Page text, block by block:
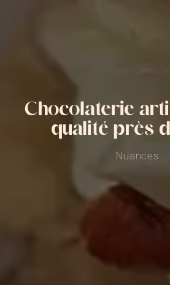
Chocolaterie
qualité près
Nuances